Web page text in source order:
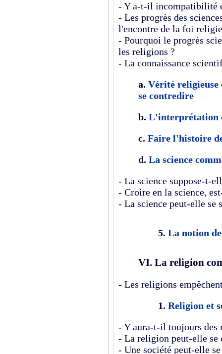
- Y a-t-il incompatibilité
- Les progrès des
l'encontre de la foi
- Pourquoi le progrès
les religions ?
- La connaissance
a. Vérité religieuse
se contredire
b. L'interprétation
c. Faire l'histoire
d. La science
- La science suppose-t-
- Croire en la science,
- La science peut-elle se
5. La notion
VI. La religion
- Les religions
1. Religion et
- Y aura-t-il toujours des
- La religion peut-elle se
- Une société peut-elle